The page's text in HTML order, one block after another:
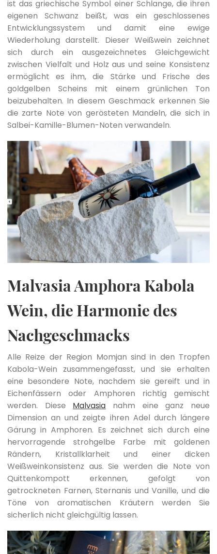
ist das griechische Symbol einer Schlange, die ihren
eigenen Schwanz beißt, was ein geschlossenes
Entwicklungssystem und damit eine ewige
Wiederholung darstellt. Dieser Weißwein zeichnet
sich durch ein ausgezeichnetes Gleichgewicht
zwischen Vielfalt und Holz aus und seine Konsistenz
ermöglicht es ihm, die Stärke und Frische des
goldgelben Scheins mit einem grünlichen Ton
beizubehalten. In diesem Geschmack erkennen Sie
die zarte Note von gerösteten Mandeln, die sich in
Salbei-Kamille-Blumen-Noten verwandeln.
Malvasia Amphora Kabola
Wein, die Harmonie des
Nachgeschmacks
Alle Reize der Region Momjan sind in den Tropfen
Kabola-Wein zusammengefasst, und sie erhalten
eine besondere Note, nachdem sie gereift und in
Eichenfässern oder Amphoren richtig gemischt
werden. Diese Malvasia nahm eine ganz neue
Dimension an und zeigte ihren Adel durch längere
Gärung in Amphoren. Es zeichnet sich durch eine
hervorragende strohgelbe Farbe mit goldenen
Rändern, Kristallklarheit und einer dicken
Weißweinkonsistenz aus. Sie werden die Note von
Quittenkompott erkennen, gefolgt von
getrockneten Farnen, Sternanis und Vanille, und die
Töne von aromatischen Kräutern werden Sie
sicherlich nicht gleichgültig lassen.